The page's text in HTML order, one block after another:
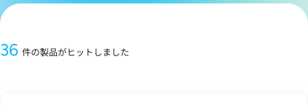
36 件の製品がヒットしました